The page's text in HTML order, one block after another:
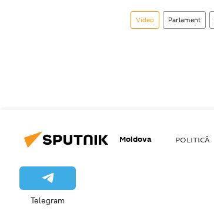
Video Parlament
Moldova POLITICĂ
Telegram